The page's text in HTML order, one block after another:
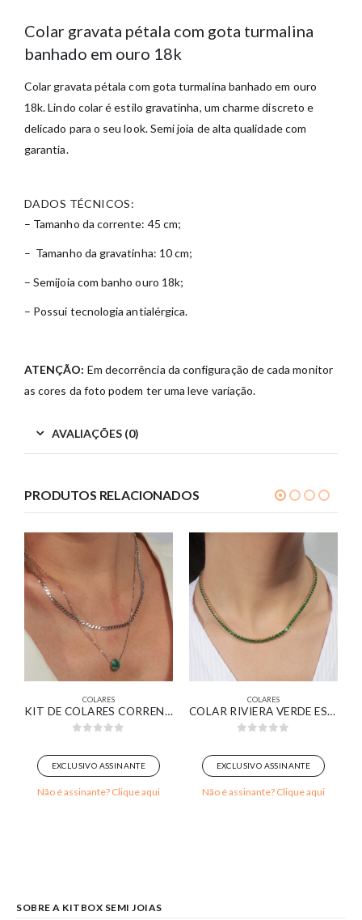
Colar gravata pétala com gota turmalina
banhado em ouro 18k
Colar gravata pétala com gota turmalina banhado em ouro
18k. Lindo colar é estilo gravatinha, um charme discreto e
delicado para o seu look. Semi joia de alta qualidade com
garantia.
DADOS TÉCNICOS:
– Tamanho da corrente: 45 cm;
– Tamanho da gravatinha: 10 cm;
– Semijoia com banho ouro 18k;
– Possui tecnologia antialérgica.
ATENÇÃO: Em decorrência da configuração de cada monitor
as cores da foto podem ter uma leve variação.
AVALIAÇÕES (0)
PRODUTOS RELACIONADOS
COLARES
KIT DE COLARES CORRENTE GRUMET E VENEZIANA COM PINGENTE GOTA VERDE BANHADO EM OURO BRANCO
EXCLUSIVO ASSINANTE
Não é assinante? Clique aqui
COLARES
COLAR RIVIERA VERDE ESMERALDA BANHADA EM OURO 18K
EXCLUSIVO ASSINANTE
Não é assinante? Clique aqui
SOBRE A KITBOX SEMI JOIAS